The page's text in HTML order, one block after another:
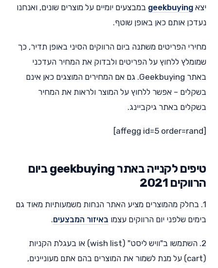
יצא geekbuying במבצעים יומיים על מוצרים שונים, ואנחנו
נעדכן אותם כאן באופן שוטף.
מחירי הפריטים משתנה ביום הרווקים הסיני באופן תדיר, כך
שמומלץ ללחוץ על הפריטים ולבדוק את המחיר העדכני
באתר Geekbuying. גם אם המחירים המוצגים כאן אינם
בשקלים – אפשר ללחוץ על המוצר ולראות את המחיר
בשקלים באתר גיקביינג.
[affegg id=5 order=rand]
טיפים לקנייה באתר geekbuying ביום
הרווקים 2021
1. בחלק מהמוצרים מציע האתר הנחות משמעותיות מאוד גם
בימים שלפני יום הרווקים עצמו באיזור המבצעים.
2. השתמשו ב"וויש ליסט" (wish list) או בעגלת הקניות
(cart) על מנת לשמור את המוצרים בהם אתם מעוניינים,